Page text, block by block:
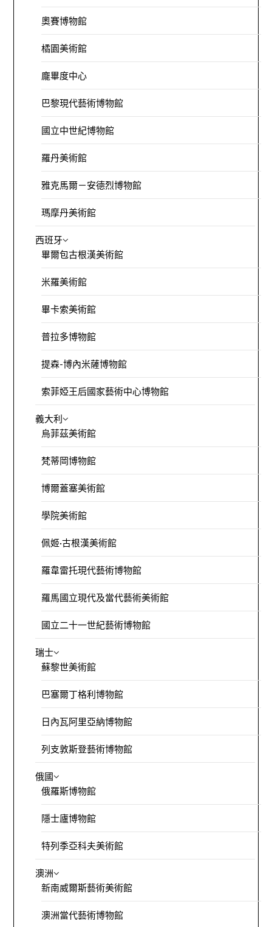
奧賽博物館
橘園美術館
龐畢度中心
巴黎現代藝術博物館
國立中世紀博物館
羅丹美術館
雅克馬爾－安德烈博物館
瑪摩丹美術館
西班牙
畢爾包古根漢美術館
米羅美術館
畢卡索美術館
普拉多博物館
提森-博內米薩博物館
索菲婭王后國家藝術中心博物館
義大利
烏菲茲美術館
梵蒂岡博物館
博爾蓋塞美術館
學院美術館
佩姬·古根漢美術館
羅韋雷托現代藝術博物館
羅馬國立現代及當代藝術美術館
國立二十一世紀藝術博物館
瑞士
蘇黎世美術館
巴塞爾丁格利博物館
日內瓦阿里亞納博物館
列支敦斯登藝術博物館
俄國
俄羅斯博物館
隱士廬博物館
特列季亞科夫美術館
澳洲
新南威爾斯藝術美術館
澳洲當代藝術博物館